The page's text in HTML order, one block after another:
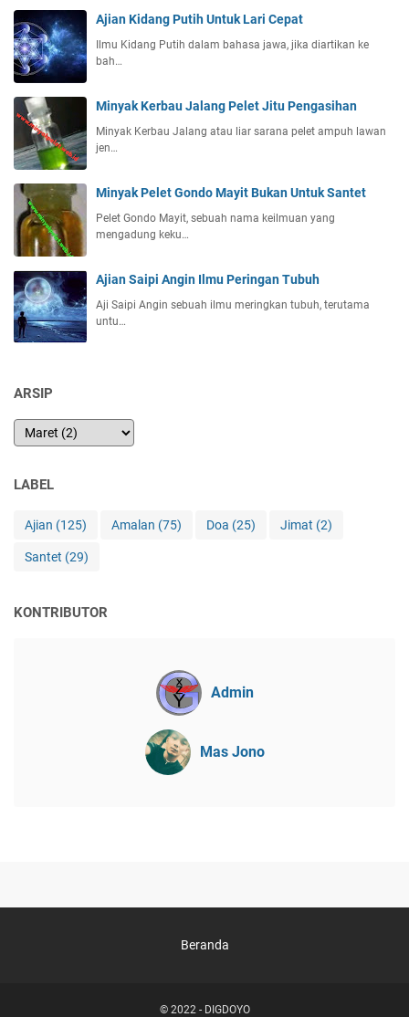
Ajian Kidang Putih Untuk Lari Cepat
Ilmu Kidang Putih dalam bahasa jawa, jika diartikan ke
bah…
Minyak Kerbau Jalang Pelet Jitu Pengasihan
Minyak Kerbau Jalang atau liar sarana pelet ampuh lawan
jen…
Minyak Pelet Gondo Mayit Bukan Untuk Santet
Pelet Gondo Mayit, sebuah nama keilmuan yang
mengadung keku…
Ajian Saipi Angin Ilmu Peringan Tubuh
Aji Saipi Angin sebuah ilmu meringkan tubuh, terutama
untu…
ARSIP
LABEL
Ajian (125) Amalan (75) Doa (25) Jimat (2)
Santet (29)
KONTRIBUTOR
Admin
Mas Jono
Beranda
© 2022 - DIGDOYO